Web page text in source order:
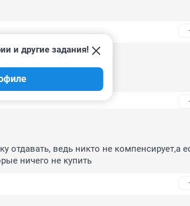
и другие задания!
отдавать, ведь никто не компенсирует,а
ничего не купить